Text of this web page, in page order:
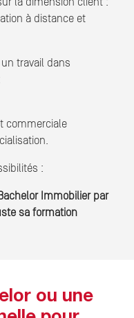
à distance et
travail dans
commerciale
:
Immobilier par
sa formation
ou une